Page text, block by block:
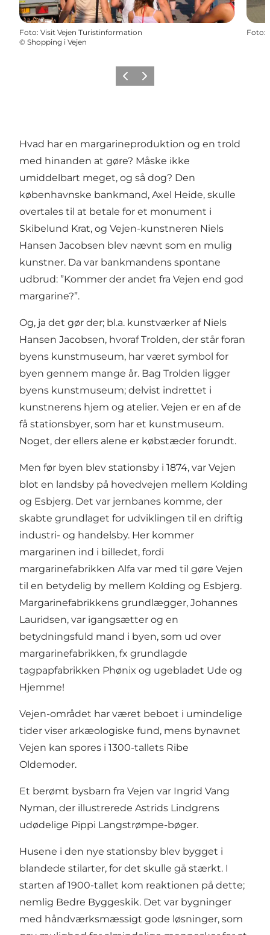
Foto: Visit Vejen Turistinformation
© Shopping i Vejen
Foto:
Forrige billede
Næste billede
Hvad har en margarineproduktion og en trold
med hinanden at gøre? Måske ikke
umiddelbart meget, og så dog? Den
københavnske bankmand, Axel Heide, skulle
overtales til at betale for et monument i
Skibelund Krat, og Vejen-kunstneren Niels
Hansen Jacobsen blev nævnt som en mulig
kunstner. Da var bankmandens spontane
udbrud: ”Kommer der andet fra Vejen end god
margarine?”.
Og, ja det gør der; bl.a. kunstværker af Niels
Hansen Jacobsen, hvoraf Trolden, der står foran
byens kunstmuseum, har været symbol for
byen gennem mange år. Bag Trolden ligger
byens kunstmuseum; delvist indrettet i
kunstnerens hjem og atelier. Vejen er en af de
få stationsbyer, som har et kunstmuseum.
Noget, der ellers alene er købstæder forundt.
Men før byen blev stationsby i 1874, var Vejen
blot en landsby på hovedvejen mellem Kolding
og Esbjerg. Det var jernbanes komme, der
skabte grundlaget for udviklingen til en driftig
industri- og handelsby. Her kommer
margarinen ind i billedet, fordi
margarinefabrikken Alfa var med til gøre Vejen
til en betydelig by mellem Kolding og Esbjerg.
Margarinefabrikkens grundlægger, Johannes
Lauridsen, var igangsætter og en
betydningsfuld mand i byen, som ud over
margarinefabrikken, fx grundlagde
tagpapfabrikken Phønix og ugebladet Ude og
Hjemme!
Vejen-området har været beboet i umindelige
tider viser arkæologiske fund, mens bynavnet
Vejen kan spores i 1300-tallets Ribe
Oldemoder.
Et berømt bysbarn fra Vejen var Ingrid Vang
Nyman, der illustrerede Astrids Lindgrens
udødelige Pippi Langstrømpe-bøger.
Husene i den nye stationsby blev bygget i
blandede stilarter, for det skulle gå stærkt. I
starten af 1900-tallet kom reaktionen på dette;
nemlig Bedre Byggeskik. Det var bygninger
med håndværksmæssigt gode løsninger, som